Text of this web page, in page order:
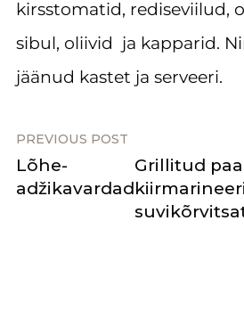
kirsstomatid, rediseviilud,
sibul, oliivid ja kapparid.
jäänud kastet ja serveeri.
PREVIOUS POST
Lõhe-
adžikavardad
Grillitud